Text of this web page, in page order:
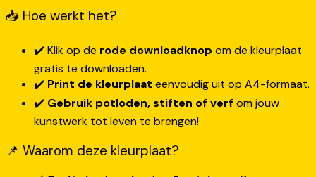
📥 Hoe werkt het?
✔️ Klik op de rode downloadknop om de kleurplaat
gratis te downloaden.
✔️ Print de kleurplaat eenvoudig uit op A4-formaat.
✔️ Gebruik potloden, stiften of verf om jouw
kunstwerk tot leven te brengen!
📌 Waarom deze kleurplaat?